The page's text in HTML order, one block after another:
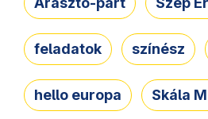
feladatok színész
hello europa Skála